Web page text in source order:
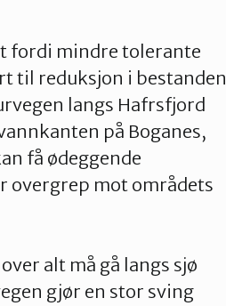
fordi mindre tolerante
til reduksjon i bestanden
langs Hafrsfjord
på Boganes,
få ødeggende
overgrep mot områdets
alt må gå langs sjø
gjør en stor sving